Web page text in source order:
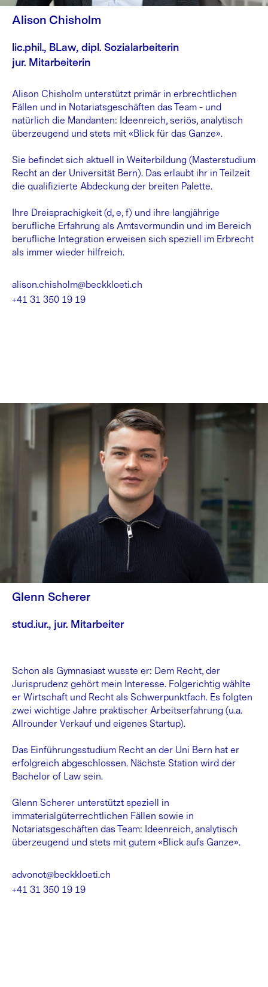
Alison Chisholm
lic.phil., BLaw, dipl. Sozialarbeiterin
jur. Mitarbeiterin
Alison Chisholm unterstützt primär in erbrechtlichen
Fällen und in Notariatsgeschäften das Team - und
natürlich die Mandanten: Ideenreich, seriös, analytisch
überzeugend und stets mit «Blick für das Ganze».
Sie befindet sich aktuell in Weiterbildung (Masterstudium
Recht an der Universität Bern). Das erlaubt ihr in Teilzeit
die qualifizierte Abdeckung der breiten Palette.
Ihre Dreisprachigkeit (d, e, f) und ihre langjährige
berufliche Erfahrung als Amtsvormundin und im Bereich
berufliche Integration erweisen sich speziell im Erbrecht
als immer wieder hilfreich.
alison.chisholm@beckkloeti.ch
+41 31 350 19 19
Glenn Scherer
stud.iur., jur. Mitarbeiter
Schon als Gymnasiast wusste er: Dem Recht, der
Jurisprudenz gehört mein Interesse. Folgerichtig wählte
er Wirtschaft und Recht als Schwerpunktfach. Es folgten
zwei wichtige Jahre praktischer Arbeitserfahrung (u.a.
Allrounder Verkauf und eigenes Startup).
Das Einführungsstudium Recht an der Uni Bern hat er
erfolgreich abgeschlossen. Nächste Station wird der
Bachelor of Law sein.
Glenn Scherer unterstützt speziell in
immaterialgüterrechtlichen Fällen sowie in
Notariatsgeschäften das Team: Ideenreich, analytisch
überzeugend und stets mit gutem «Blick aufs Ganze».
advonot@beckkloeti.ch
+41 31 350 19 19